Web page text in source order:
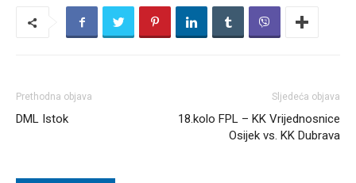
Prethodna objava
DML Istok
Sljedeća objava
18.kolo FPL – KK Vrijednosnice
Osijek vs. KK Dubrava